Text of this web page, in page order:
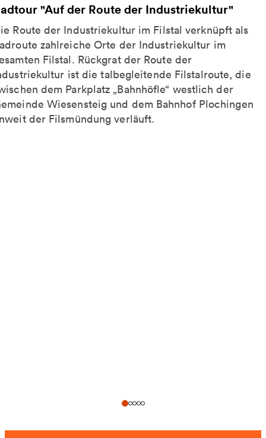
"Auf der Route der Industriekultur"
Route der Industriekultur im Filstal verknüpft als
zahlreiche Orte der Industriekultur im
Filstal. Rückgrat der Route der
ist die talbegleitende Filstalroute, die
dem Parkplatz „Bahnhöfle“ westlich der
Wiesensteig und dem Bahnhof Plochingen
der Filsmündung verläuft.